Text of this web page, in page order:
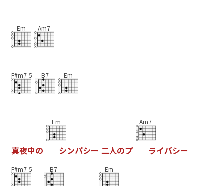
Em Am7
F#m7-5 B7 Em
真夜中の
Em
シンパシー 二人のプ
Am7
ライバシー
F#m7-5 B7 Em